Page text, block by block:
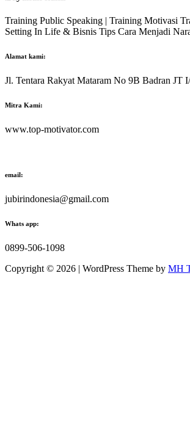
Training Public Speaking | Training Motivasi
Setting In Life & Bisnis Tips Cara Menjadi
Alamat kami:
Jl. Tentara Rakyat Mataram No 9B Badran JT
Mitra Kami:
www.top-motivator.com
email:
jubirindonesia@gmail.com
Whats app:
0899-506-1098
Copyright © 2026 | WordPress Theme by MH